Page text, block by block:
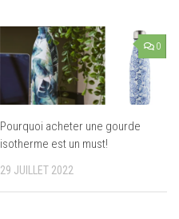
0
Pourquoi acheter une gourde
isotherme est un must!
29 JUILLET 2022